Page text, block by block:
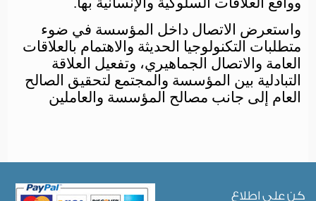
واستعرض الاتصال داخل المؤسسة في ضوء
متطلبات التكنولوجيا الحديثة والاهتمام بالعلاقات
العامة والاتصال الجماهيري، وتفعيل العلاقة
التبادلية بين المؤسسة والمجتمع لتحقيق الصالح
العام إلى جانب مصالح المؤسسة والعاملين
كن على اطلاع